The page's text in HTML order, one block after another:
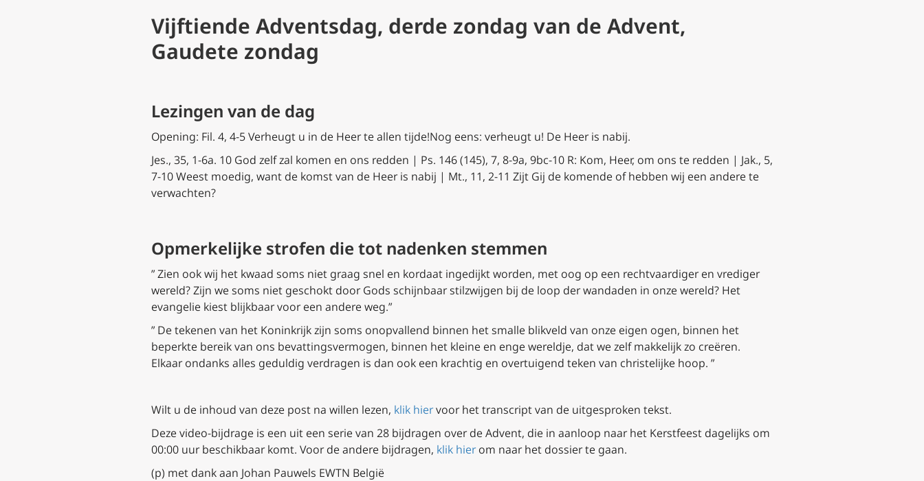
Vijftiende Adventsdag, derde zondag van de Advent,
Gaudete zondag
Lezingen van de dag
Opening: Fil. 4, 4-5 Verheugt u in de Heer te allen tijde!Nog eens: verheugt u! De Heer is nabij.
Jes., 35, 1-6a. 10 God zelf zal komen en ons redden | Ps. 146 (145), 7, 8-9a, 9bc-10 R: Kom, Heer, om ons te redden | Jak., 5,
7-10 Weest moedig, want de komst van de Heer is nabij | Mt., 11, 2-11 Zijt Gij de komende of hebben wij een andere te
verwachten?
Opmerkelijke strofen die tot nadenken stemmen
” Zien ook wij het kwaad soms niet graag snel en kordaat ingedijkt worden, met oog op een rechtvaardiger en vrediger
wereld? Zijn we soms niet geschokt door Gods schijnbaar stilzwijgen bij de loop der wandaden in onze wereld? Het
evangelie kiest blijkbaar voor een andere weg.”
” De tekenen van het Koninkrijk zijn soms onopvallend binnen het smalle blikveld van onze eigen ogen, binnen het
beperkte bereik van ons bevattingsvermogen, binnen het kleine en enge wereldje, dat we zelf makkelijk zo creëren.
Elkaar ondanks alles geduldig verdragen is dan ook een krachtig en overtuigend teken van christelijke hoop. ”
Wilt u de inhoud van deze post na willen lezen, klik hiervoor het transcript van de uitgesproken tekst.
Deze video-bijdrage is een uit een serie van 28 bijdragen over de Advent, die in aanloop naar het Kerstfeest dagelijks om
00:00 uur beschikbaar komt. Voor de andere bijdragen, klik hier om naar het dossier te gaan.
(p) met dank aan Johan Pauwels EWTN België